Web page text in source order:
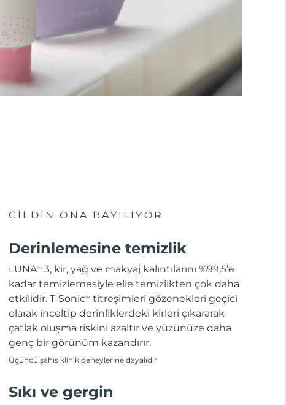
CİLDİN ONA BAYILIYOR
Derinlemesine temizlik
LUNATM
3, kir, yağ ve makyaj kalıntılarını %99,5’e
kadar temizlemesiyle elle temizlikten çok daha
etkilidir. T-SonicTM
titreşimleri gözenekleri geçici
olarak inceltip derinliklerdeki kirleri çıkararak
çatlak oluşma riskini azaltır ve yüzünüze daha
genç bir görünüm kazandırır.
Üçüncü şahıs klinik deneylerine dayalıdır
Sıkı ve gergin